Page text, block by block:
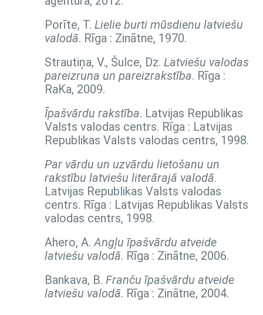
Porīte, T. Lielie burti mūsdienu latviešu
valodā. Rīga : Zinātne, 1970.
Strautiņa, V., Šulce, Dz. Latviešu valodas
pareizruna un pareizrakstība. Rīga :
RaKa, 2009.
Īpašvārdu rakstība. Latvijas Republikas
Valsts valodas centrs. Rīga : Latvijas
Republikas Valsts valodas centrs, 1998.
Par vārdu un uzvārdu lietošanu un
rakstību latviešu literārajā valodā.
Latvijas Republikas Valsts valodas
centrs. Rīga : Latvijas Republikas Valsts
valodas centrs, 1998.
Ahero, A.Angļu īpašvārdu atveide
latviešu valodā. Rīga : Zinātne, 2006.
Bankava, B. Franču īpašvārdu atveide
latviešu valodā. Rīga : Zinātne, 2004.